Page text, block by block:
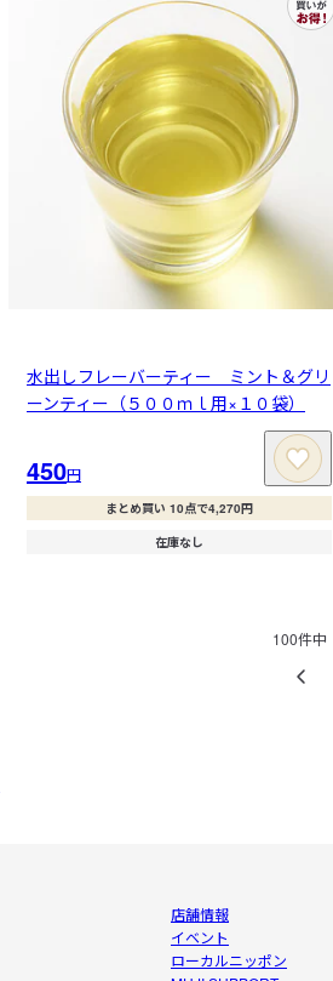
水出しフレーバーティー ミント＆グリ
ーンティー（５００ｍｌ用×１０袋）
450円
まとめ買い 10点で4,270円
在庫なし
100件中
店舗情報
イベント
ローカルニッポン